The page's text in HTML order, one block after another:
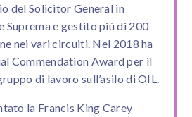
del Solicitor General in
Suprema e gestito più di 200
nei vari circuiti. Nel 2018 ha
Commendation Award per il
di lavoro sull’asilo di OIL.
la Francis King Carey